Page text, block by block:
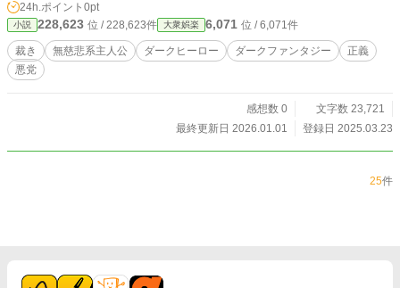
24h.ポイント 0pt
小説 228,623 位 / 228,623件 大衆娯楽 6,071 位 / 6,071件
裁き 無慈悲系主人公 ダークヒーロー ダークファンタジー
正義
悪党
感想数 0
文字数 23,721
最終更新日 2026.01.01
登録日 2025.03.23
25件